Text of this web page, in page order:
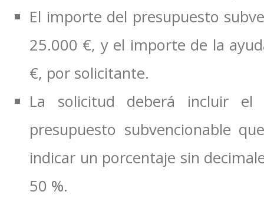
El importe del presupuesto
25.000 €, y el importe de la
€, por solicitante.
La solicitud deberá incluir el
presupuesto subvencionable
indicar un porcentaje sin
50 %.